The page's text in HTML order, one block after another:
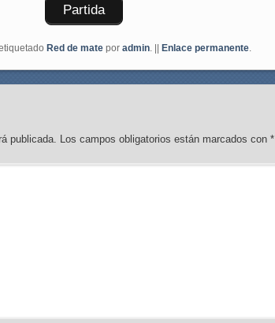
Partida
Red de mate por admin. || Enlace permanente.
publicada. Los campos obligatorios están marcados con*